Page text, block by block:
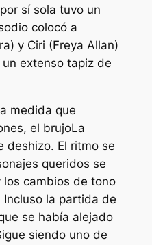
sí sola tuvo un
colocó a
y Ciri (Freya Allan)
extenso tapiz de
medida que
el brujoLa
deshizo. El ritmo se
queridos se
los cambios de tono
la partida de
se había alejado
siendo uno de